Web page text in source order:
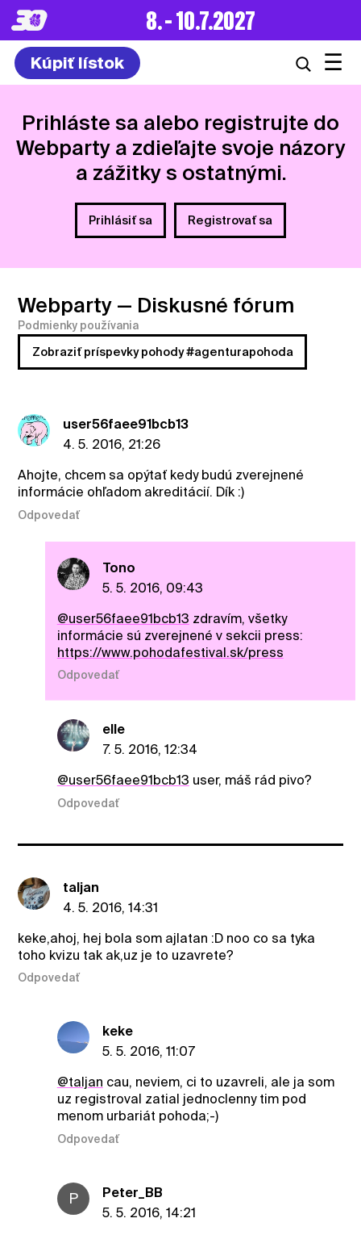
8. – 10.7.2027
Kúpiť lístok ☰
Prihláste sa alebo registrujte do
Webparty a zdieľajte svoje názory
a zážitky s ostatnými.
Prihlásiť sa Registrovať sa
Webparty — Diskusné fórum
Podmienky používania
Zobraziť príspevky pohody #agenturapohoda
user56faee91bcb13
4. 5. 2016, 21:26
Ahojte, chcem sa opýtať kedy budú zverejnené
informácie ohľadom akreditácií. Dík :)
Odpovedať
Tono
5. 5. 2016, 09:43
@user56faee91bcb13 zdravím, všetky
informácie sú zverejnené v sekcii press:
https://www.pohodafestival.sk/press
Odpovedať
elle
7. 5. 2016, 12:34
@user56faee91bcb13 user, máš rád pivo?
Odpovedať
taljan
4. 5. 2016, 14:31
keke,ahoj, hej bola som ajlatan :D noo co sa tyka
toho kvizu tak ak,uz je to uzavrete?
Odpovedať
keke
5. 5. 2016, 11:07
@taljan cau, neviem, ci to uzavreli, ale ja som
uz registroval zatial jednoclenny tim pod
menom urbariát pohoda;-)
Odpovedať
P
Peter_BB
5. 5. 2016, 14:21